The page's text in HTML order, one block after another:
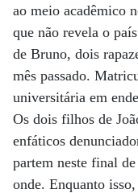
ao meio acadêmico
que não revela o
de Bruno, dois
mês passado.
universitária em
Os dois filhos de
enfáticos
partem neste final
onde. Enquanto